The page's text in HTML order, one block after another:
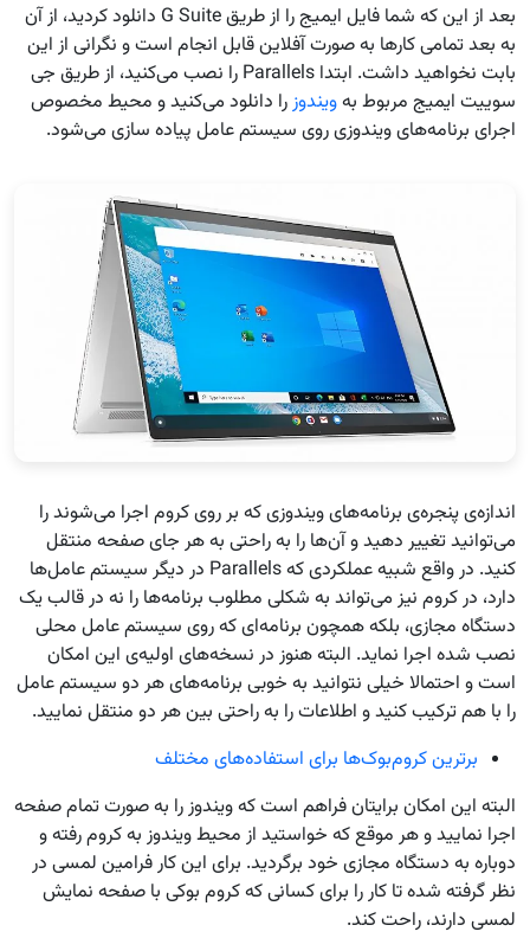
بعد از این که شما فایل ایمیج را از طریقG Suite دانلود کردید، از آن
به بعد تمامی کارها به صورت آفلاین قابل انجام است و نگرانی از این
بابت نخواهید داشت. ابتدا Parallels را نصب می‌کنید، از طریق جی
سوییت ایمیج مربوط بهویندوزرا دانلود می‌کنید و محیط مخصوص
اجرای برنامه‌های ویندوزی روی سیستم عامل پیاده سازی می‌شود.
اندازه‌ی پنجره‌ی برنامه‌های ویندوزی که بر روی کروم اجرا می‌شوند را
می‌توانید تغییر دهید و آن‌ها را به راحتی به هر جای صفحه منتقل
کنید. در واقع شبیه عملکردی که Parallels در دیگر سیستم عامل‌ها
دارد، در کروم نیز می‌تواند به شکلی مطلوب برنامه‌ها را نه در قالب یک
دستگاه مجازی، بلکه همچون برنامه‌ای که روی سیستم عامل محلی
نصب شده اجرا نماید. البته هنوز در نسخه‌های اولیه‌ی این امکان
است و احتمالا خیلی نتوانید به خوبی برنامه‌های هر دو سیستم عامل
را با هم ترکیب کنید و اطلاعات را به راحتی بین هر دو منتقل نمایید.
برترین کروم‌بوک‌ها برای استفاده‌های مختلف
البته این امکان برایتان فراهم است که ویندوز را به صورت تمام صفحه
اجرا نمایید و هر موقع که خواستید از محیط ویندوز به کروم رفته و
دوباره به دستگاه مجازی خود برگردید. برای این کار فرامین لمسی در
نظر گرفته شده تا کار را برای کسانی که کروم بوکی با صفحه نمایش
لمسی دارند، راحت کند.